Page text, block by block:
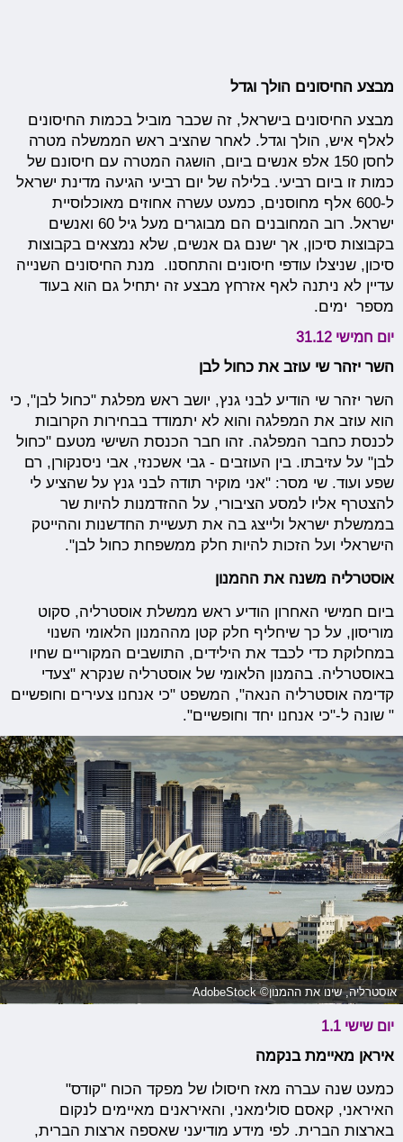
מבצע החיסונים הולך וגדל
מבצע החיסונים בישראל, זה שכבר מוביל בכמות החיסונים
לאלף איש, הולך וגדל. לאחר שהציב ראש הממשלה מטרה
לחסן 150 אלפ אנשים ביום, הושגה המטרה עם חיסונם של
כמות זו ביום רביעי. בלילה של יום רביעי הגיעה מדינת ישראל
ל-600 אלף מחוסנים, כמעט עשרה אחוזים מאוכלוסיית
ישראל. רוב המחובנים הם מבוגרים מעל גיל 60 ואנשים
בקבוצות סיכון, אך ישנם גם אנשים, שלא נמצאים בקבוצות
סיכון, שניצלו עודפי חיסונים והתחסנו. מנת החיסונים השנייה
עדיין לא ניתנה לאף אזרחץ מבצע זה יתחיל גם הוא בעוד
מספר ימים.
יום חמישי 31.12
השר יזהר שי עוזב את כחול לבן
השר יזהר שי הודיע לבני גנץ, יושב ראש מפלגת "כחול לבן", כי
הוא עוזב את המפלגה והוא לא יתמודד בבחירות הקרובות
לכנסת כחבר המפלגה. זהו חבר הכנסת השישי מטעם "כחול
לבן" על עזיבתו. בין העוזבים - גבי אשכנזי, אבי ניסנקורן, רם
שפע ועוד. שי מסר: "אני מוקיר תודה לבני גנץ על שהציע לי
להצטרף אליו למסע הציבורי, על ההזדמנות להיות שר
בממשלת ישראל ולייצג בה את תעשיית החדשנות וההייטק
הישראלי ועל הזכות להיות חלק ממשפחת כחול לבן".
אוסטרליה משנה את ההמנון
ביום חמישי האחרון הודיע ראש ממשלת אוסטרליה, סקוט
מוריסון, על כך שיחליף חלק קטן מההמנון הלאומי השנוי
במחלוקת כדי לכבד את הילידים, התושבים המקוריים שחיו
באוסטרליה. בהמנון הלאומי של אוסטרליה שנקרא "צעדי
קדימה אוסטרליה הנאה", המשפט "כי אנחנו צעירים וחופשיים
" שונה ל-"כי אנחנו יחד וחופשיים".
אוסטרליה, שינו את ההמנון© AdobeStock
יום שישי 1.1
איראן מאיימת בנקמה
כמעט שנה עברה מאז חיסולו של מפקד הכוח "קודס"
האיראני, קאסם סולימאני, והאיראנים מאיימים לנקום
בארצות הברית. לפי מידע מודיעני שאספה ארצות הברית,